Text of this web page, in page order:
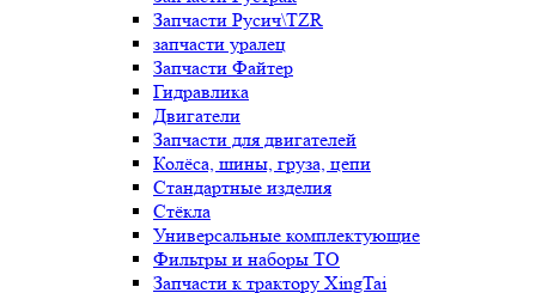
Запчасти Русич\TZR
запчасти уралец
Запчасти Файтер
Гидравлика
Двигатели
Запчасти для двигателей
Колёса, шины, груза, цепи
Стандартные изделия
Стёкла
Универсальные комплектующие
Фильтры и наборы ТО
Запчасти к трактору XingTai